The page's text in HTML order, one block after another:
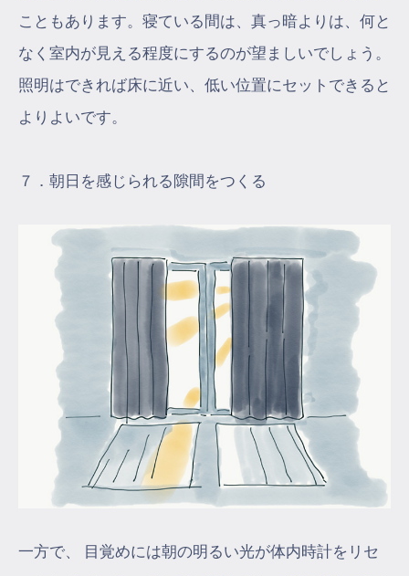
こともあります。寝ている間は、真っ暗よりは、何と
なく室内が見える程度にするのが望ましいでしょう。
照明はできれば床に近い、低い位置にセットできると
よりよいです。
７．朝日を感じられる隙間をつくる
一方で、 目覚めには朝の明るい光が体内時計をリセ